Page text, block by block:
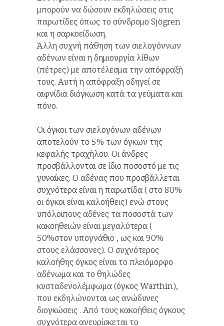
μπορούν να δώσουν εκδηλώσεις στις
παρωτίδες όπως το σύνδρομο Sjögren
και η σαρκοείδωση.
Άλλη συχνή πάθηση των σιελογόννων
αδένων είναι η δημιουργία λίθων
(πέτρες) με αποτέλεσμα την απόφραξή
τους. Αυτή η απόφραξη οδηγεί σε
αιφνίδια διόγκωση κατά τα γεύματα και
πόνο.
Οι όγκοι των σιελογόνων αδένων
αποτελούν το 5% των όγκων της
κεφαλής τραχήλου. Οι άνδρες
προσβάλλονται σε ίδιο ποσοστό με τις
γυναίκες. Ο αδένας που προσβάλλεται
συχνότερα είναι η παρωτίδα ( στο 80%
οι όγκοι είναι καλοήθεις) ενώ στους
υπόλοιπους αδένες τα ποσοστά των
κακοηθειών είναι μεγαλύτερα (
50%στον υπογνάθιο , ως και 90%
στους ελάσσονες). Ο συχνότερος
καλοήθης όγκος είναι το πλειόμορφο
αδένωμα και το θηλώδες
κυσταδενολέμφωμα (όγκος Warthin),
που εκδηλώνονται ως ανώδυνες
διογκώσεις . Από τους κακοήθεις όγκους
συχνότερα ανευρίσκεται το